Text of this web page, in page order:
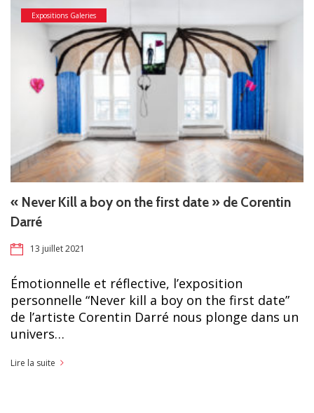
Expositions Galeries
« Never Kill a boy on the first date » de Corentin
Darré
13 juillet 2021
Émotionnelle et réflective, l’exposition
personnelle “Never kill a boy on the first date”
de l’artiste Corentin Darré nous plonge dans un
univers…
Lire la suite